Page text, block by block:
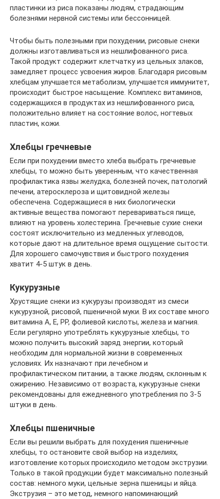
пластинки из риса показаны людям, страдающим
болезнями нервной системы или бессонницей.
Чтобы быть полезными при похудении, рисовые снеки
должны изготавливаться из нешлифованного риса.
Такой продукт содержит клетчатку из цельных злаков,
замедляет процесс усвоения жиров. Благодаря рисовым
хлебцам улучшается метаболизм, улучшается иммунитет,
происходит быстрое насыщение. Комплекс витаминов,
содержащихся в продуктах из нешлифованного риса,
положительно влияет на состояние волос, ногтевых
пластин, кожи.
Хлебцы гречневые
Если при похудении вместо хлеба выбрать гречневые
хлебцы, то можно быть уверенным, что качественная
профилактика язвы желудка, болезней почек, патологий
печени, атеросклероза и щитовидной железы
обеспечена. Содержащиеся в них биологически
активные вещества помогают перевариваться пище,
влияют на уровень холестерина. Гречневые сухие снеки
состоят исключительно из медленных углеводов,
которые дают на длительное время ощущение сытости.
Для хорошего самочувствия и быстрого похудения
хватит 4-5 штук в день.
Кукурузные
Хрустящие снеки из кукурузы производят из смеси
кукурузной, рисовой, пшеничной муки. В их составе много
витамина А, Е, РР, фолиевой кислоты, железа и магния.
Если регулярно употреблять кукурузные хлебцы, то
можно получить высокий заряд энергии, который
необходим для нормальной жизни в современных
условиях. Их назначают при лечебном и
профилактическом питании, а также людям, склонным к
ожирению. Независимо от возраста, кукурузные снеки
рекомендованы для ежедневного употребления по 3-5
штуки в день.
Хлебцы пшеничные
Если вы решили выбрать для похудения пшеничные
хлебцы, то остановите свой выбор на изделиях,
изготовление которых происходило методом экструзии.
Только в такой продукции будет максимально полезный
состав: немного муки, цельные зерна пшеницы и яйца.
Экструзия – это метод, немного напоминающий